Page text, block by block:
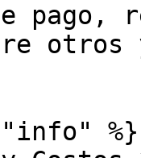
pago,
otros
%}